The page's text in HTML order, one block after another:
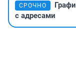
СРОЧНО
с адресами